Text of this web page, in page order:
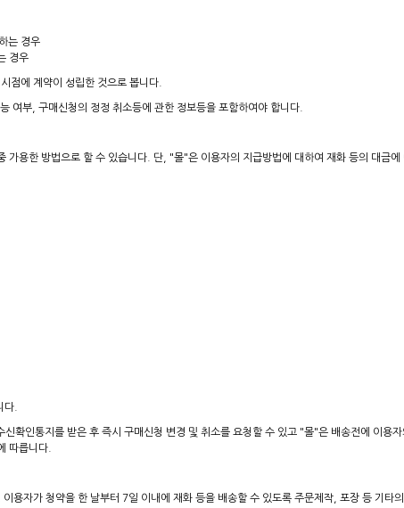
는 경우
경우
점에 계약이 성립한 것으로 봅니다.
부, 구매신청의 정정 취소등에 관한 정보등을 포함하여야 합니다.
용한 방법으로 할 수 있습니다. 단, "몰"은 이용자의 지급방법에 대하여 재화 등의 대금
다.
확인통지를 받은 후 즉시 구매신청 변경 및 취소를 요청할 수 있고 "몰"은 배송전에 이용
따릅니다.
용자가 청약을 한 날부터 7일 이내에 재화 등을 배송할 수 있도록 주문제작, 포장 등 기타